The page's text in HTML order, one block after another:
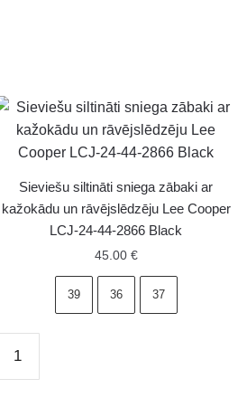
Sieviešu siltināti sniega zābaki ar
kažokādu un rāvējslēdzēju Lee Cooper
LCJ-24-44-2866 Black
45.00 €
39 36 37
siltināti